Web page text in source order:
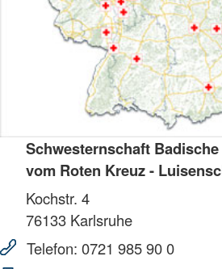
Schwesternschaft
vom Roten Kreuz -
Kochstr. 4
76133 Karlsruhe
Telefon: 0721 985 90 0